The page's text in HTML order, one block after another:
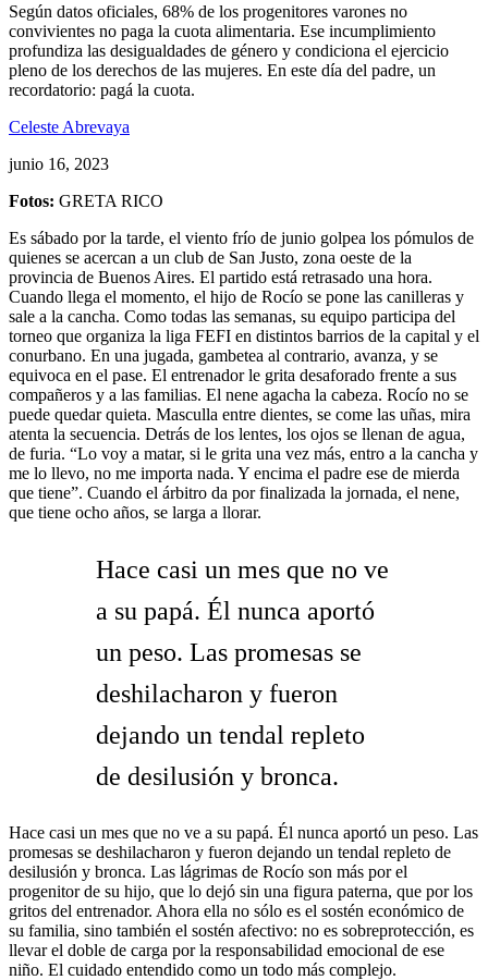
Según datos oficiales, 68% de los progenitores varones no
convivientes no paga la cuota alimentaria. Ese incumplimiento
profundiza las desigualdades de género y condiciona el ejercicio
pleno de los derechos de las mujeres. En este día del padre, un
recordatorio: pagá la cuota.
Celeste Abrevaya
junio 16, 2023
Fotos: GRETA RICO
Es sábado por la tarde, el viento frío de junio golpea los pómulos de
quienes se acercan a un club de San Justo, zona oeste de la
provincia de Buenos Aires. El partido está retrasado una hora.
Cuando llega el momento, el hijo de Rocío se pone las canilleras y
sale a la cancha. Como todas las semanas, su equipo participa del
torneo que organiza la liga FEFI en distintos barrios de la capital y el
conurbano. En una jugada, gambetea al contrario, avanza, y se
equivoca en el pase. El entrenador le grita desaforado frente a sus
compañeros y a las familias. El nene agacha la cabeza. Rocío no se
puede quedar quieta. Masculla entre dientes, se come las uñas, mira
atenta la secuencia. Detrás de los lentes, los ojos se llenan de agua,
de furia. “Lo voy a matar, si le grita una vez más, entro a la cancha y
me lo llevo, no me importa nada. Y encima el padre ese de mierda
que tiene”. Cuando el árbitro da por finalizada la jornada, el nene,
que tiene ocho años, se larga a llorar.
Hace casi un mes que no ve
a su papá. Él nunca aportó
un peso. Las promesas se
deshilacharon y fueron
dejando un tendal repleto
de desilusión y bronca.
Hace casi un mes que no ve a su papá. Él nunca aportó un peso. Las
promesas se deshilacharon y fueron dejando un tendal repleto de
desilusión y bronca. Las lágrimas de Rocío son más por el
progenitor de su hijo, que lo dejó sin una figura paterna, que por los
gritos del entrenador. Ahora ella no sólo es el sostén económico de
su familia, sino también el sostén afectivo: no es sobreprotección, es
llevar el doble de carga por la responsabilidad emocional de ese
niño. El cuidado entendido como un todo más complejo.